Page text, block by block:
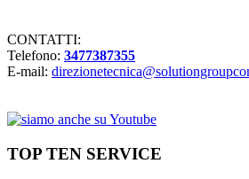
CONTATTI:
Telefono: 3477387355
E-mail:
TOP TEN SERVICE